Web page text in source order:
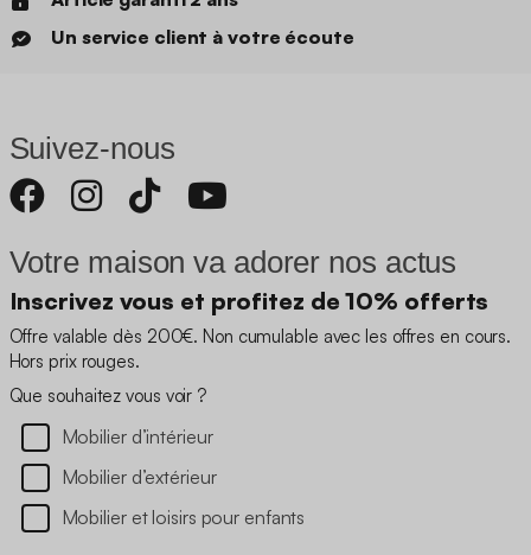
Un service client à votre écoute
Suivez-nous
Votre maison va adorer nos actus
Inscrivez vous et profitez de 10% offerts
Offre valable dès 200€. Non cumulable avec les offres en cours.
Hors prix rouges.
Que souhaitez vous voir ?
Mobilier d’intérieur
Mobilier d’extérieur
Mobilier et loisirs pour enfants